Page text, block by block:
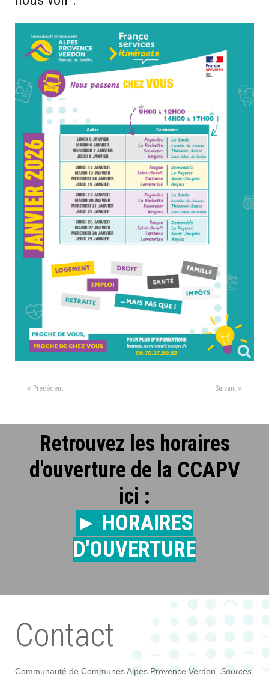
Précédent Suivant
Retrouvez les horaires
d'ouverture de la CCAPV
ici :
► HORAIRES
D'OUVERTURE
Contact
Communauté de Communes Alpes Provence Verdon, Sources